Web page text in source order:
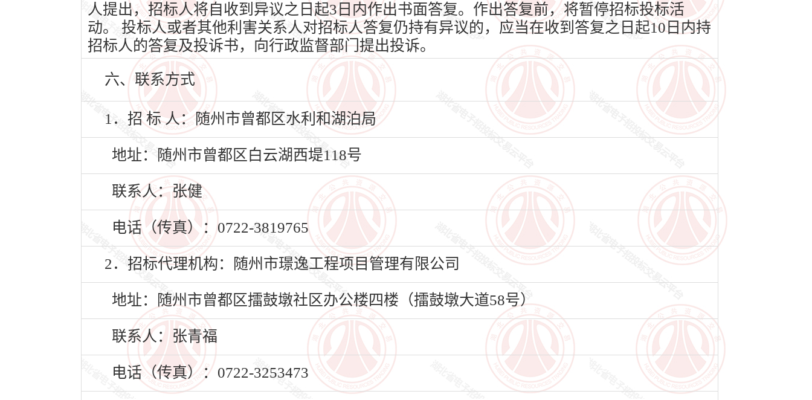
人提出，招标人将自收到异议之日起3日内作出书面答复。作出答复前，将暂停招标投标活
动。 投标人或者其他利害关系人对招标人答复仍持有异议的，应当在收到答复之日起10日内持
招标人的答复及投诉书，向行政监督部门提出投诉。
六、联系方式
1．招 标 人：随州市曾都区水利和湖泊局
地址：随州市曾都区白云湖西堤118号
联系人：张健
电话（传真）：0722-3819765
2．招标代理机构：随州市璟逸工程项目管理有限公司
地址：随州市曾都区擂鼓墩社区办公楼四楼（擂鼓墩大道58号）
联系人：张青福
电话（传真）：0722-3253473